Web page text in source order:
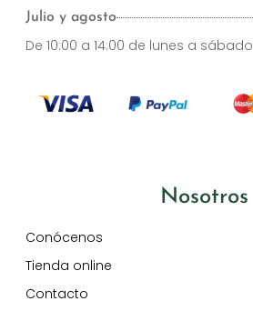
Julio y agosto
De 10:00 a 14:00 de lunes a sábado
Nosotros
Conócenos
Tienda online
Contacto